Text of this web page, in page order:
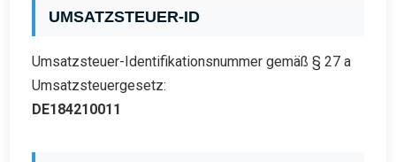
UMSATZSTEUER-ID
Umsatzsteuer-Identifikationsnummer gemäß § 27 a
Umsatzsteuergesetz:
DE184210011